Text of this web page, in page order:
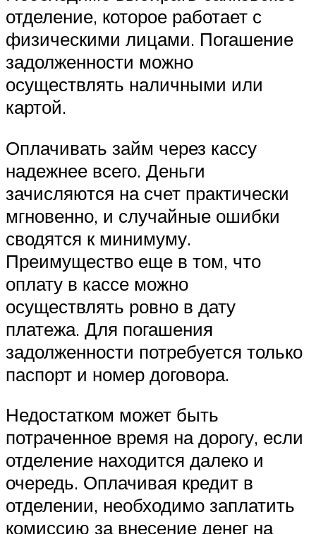
отделение, которое работает с
физическими лицами. Погашение
задолженности можно
осуществлять наличными или
картой.
Оплачивать займ через кассу
надежнее всего. Деньги
зачисляются на счет практически
мгновенно, и случайные ошибки
сводятся к минимуму.
Преимущество еще в том, что
оплату в кассе можно
осуществлять ровно в дату
платежа. Для погашения
задолженности потребуется только
паспорт и номер договора.
Недостатком может быть
потраченное время на дорогу, если
отделение находится далеко и
очередь. Оплачивая кредит в
отделении, необходимо заплатить
комиссию за внесение денег на